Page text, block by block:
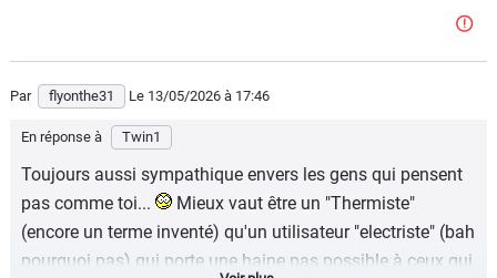
Par flyonthe31 Le 13/05/2026 à 17:46
En réponse à Twin1
Toujours aussi sympathique envers les gens qui pensent
pas comme toi...
Mieux vaut être un "Thermiste"
(encore un terme inventé) qu'un utilisateur "electriste" (bah
pourquoi pas) qui porte une haine pas possible à ceux qui